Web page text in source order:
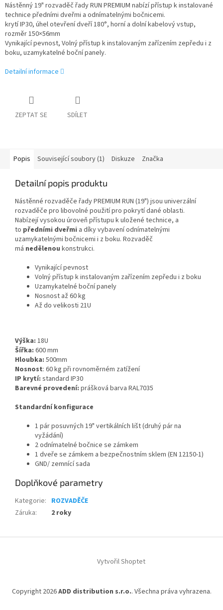
Nástěnný 19" rozvaděč řady RUN PREMIUM nabízí přístup k instalované
technice předními dveřmi a odnímatelnými bočnicemi.
krytí IP30, úhel otevření dveří 180°, horní a dolní kabelový vstup,
rozměr 150×56mm
Vynikající pevnost, Volný přístup k instalovaným zařízením zepředu i z
boku, uzamykatelné boční panely.
Detailní informace
ZEPTAT SE SDÍLET
Popis Související soubory (1) Diskuze Značka
Detailní popis produktu
Nástěnné rozvaděče řady PREMIUM RUN (19") jsou univerzální
rozvaděče pro libovolné použití pro pokrytí dané oblasti.
Nabízejí vysokou úroveň přístupu k uložené technice, a
to předními dveřmi a díky vybavení odnímatelnými
uzamykatelnými bočnicemi i z boku. Rozvaděč
má nedělenou konstrukci.
Vynikající pevnost
Volný přístup k instalovaným zařízením zepředu i z boku
Uzamykatelné boční panely
Nosnost až 60 kg
Až do velikosti 21U
Výška: 18U
Šířka: 600 mm
Hloubka: 500mm
Nosnost: 60 kg při rovnoměrném zatížení
IP krytí: standard IP30
Barevné provedení: prášková barva RAL7035
Standardní konfigurace
1 pár posuvných 19" vertikálních lišt (druhý pár na
vyžádání)
2 odnímatelné bočnice se zámkem
1 dveře se zámkem a bezpečnostním sklem (EN 12150-1)
GND/ zemnící sada
Doplňkové parametry
Kategorie: ROZVADĚČE
Záruka: 2 roky
Vytvořil Shoptet
Copyright 2026ADD distribution s.r.o.. Všechna práva vyhrazena.